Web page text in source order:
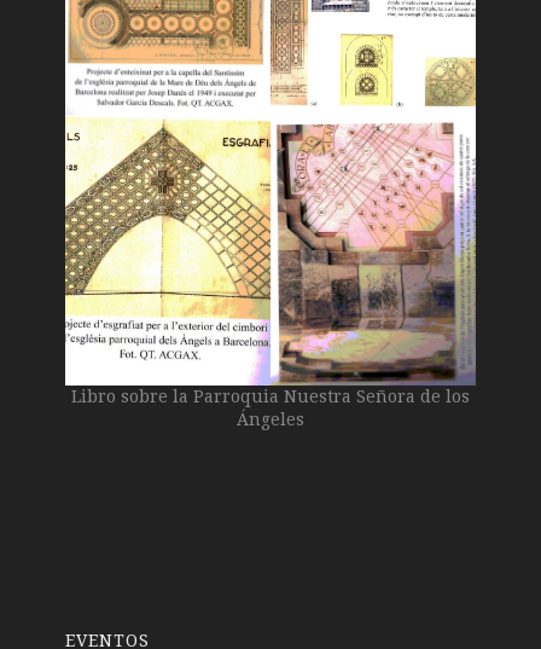
Libro sobre la Parroquia Nuestra Señora de los
Ángeles
EVENTOS